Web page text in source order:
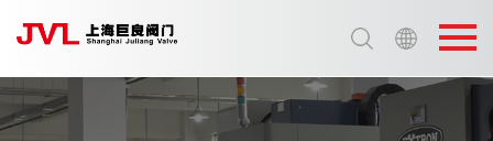
选择语言:
中文 / Chinese
英语 / English